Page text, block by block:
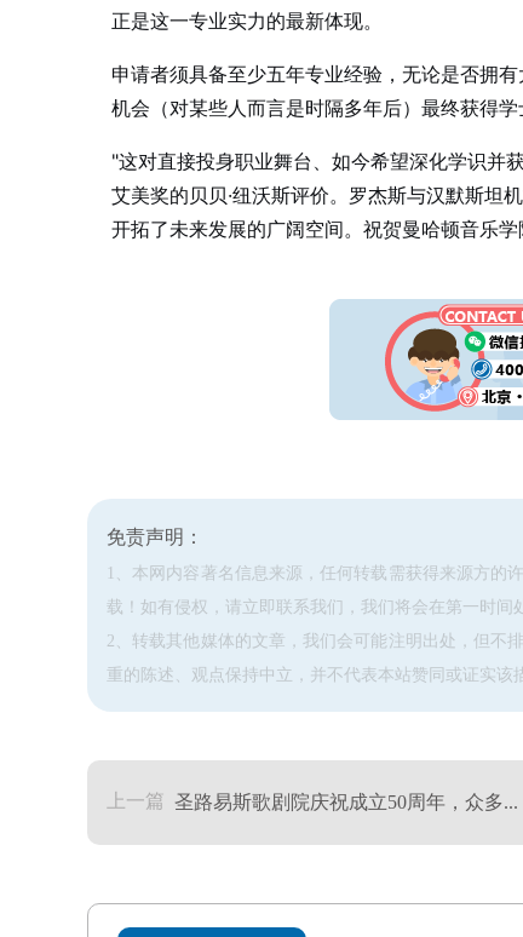
正是这一专业实力的最新体现。
申请者须具备至少五年专业经验，无论是否拥
机会（对某些人而言是时隔多年后）最终获得学
"这对直接投身职业舞台、如今希望深化学识并
艾美奖的贝贝·纽沃斯评价。罗杰斯与汉默斯坦
开拓了未来发展的广阔空间。祝贺曼哈顿音乐
免责声明：
1、本网内容著名信息来源，任何转载需获得来源方的
载！如有侵权，请立即联系我们，我们将会在第一时间
2、转载其他媒体的文章，我们会可能注明出处，但不
重的陈述、观点保持中立，并不代表本站赞同或证实该
上一篇 圣路易斯歌剧院庆祝成立50周年，众多...